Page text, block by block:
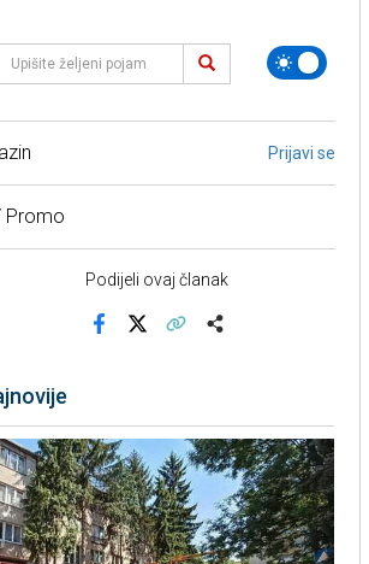
Prijavi se
Promo
Podijeli ovaj članak